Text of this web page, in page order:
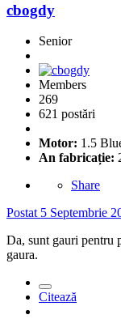
cbogdy
Senior
Members
269
621 postări
Motor: 1.5
An fabricație:
Share
Postat 5 Septembrie
Da, sunt gauri pentru
gaura.
Citează